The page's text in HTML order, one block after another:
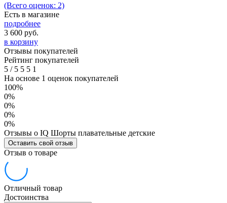
(Всего оценок: 2)
Есть в магазине
подробнее
3 600 руб.
в корзину
Отзывы покупателей
Рейтинг покупателей
5 /5 5 5 1
На основе 1 оценок покупателей
100%
0%
0%
0%
0%
Отзывы о IQ Шорты плавательные детские
Оставить свой отзыв
Отзыв о товаре
Отличный товар
Достоинства